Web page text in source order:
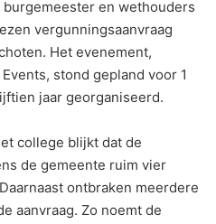
en wethouders
vergunningsaanvraag
Het evenement,
stond gepland voor 1
jaar georganiseerd.
college blijkt dat de
de gemeente ruim vier
ontbraken meerdere
aanvraag. Zo noemt de